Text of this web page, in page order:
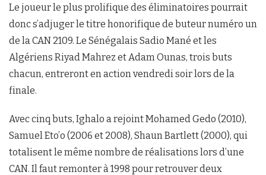
Le joueur le plus prolifique des éliminatoires pourrait
donc s’adjuger le titre honorifique de buteur numéro un
de la CAN 2109. Le Sénégalais Sadio Mané et les
Algériens Riyad Mahrez et Adam Ounas, trois buts
chacun, entreront en action vendredi soir lors de la
finale.
Avec cinq buts, Ighalo a rejoint Mohamed Gedo (2010),
Samuel Eto’o (2006 et 2008), Shaun Bartlett (2000), qui
totalisent le même nombre de réalisations lors d’une
CAN. Il faut remonter à 1998 pour retrouver deux